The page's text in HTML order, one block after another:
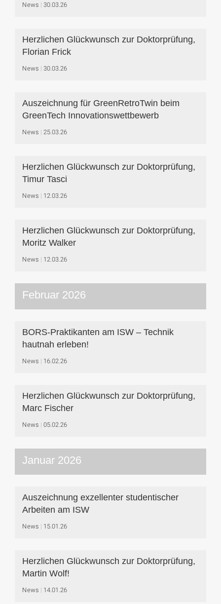
News 30.03.26
Herzlichen Glückwunsch zur Doktorprüfung,
Florian Frick
News 30.03.26
Auszeichnung für GreenRetroTwin beim
GreenTech Innovationswettbewerb
News 25.03.26
Herzlichen Glückwunsch zur Doktorprüfung,
Timur Tasci
News 12.03.26
Herzlichen Glückwunsch zur Doktorprüfung,
Moritz Walker
News 12.03.26
Februar 2026
BORS-Praktikanten am ISW – Technik
hautnah erleben!
News 16.02.26
Herzlichen Glückwunsch zur Doktorprüfung,
Marc Fischer
News 05.02.26
Januar 2026
Auszeichnung exzellenter studentischer
Arbeiten am ISW
News 15.01.26
Herzlichen Glückwunsch zur Doktorprüfung,
Martin Wolf!
News 14.01.26